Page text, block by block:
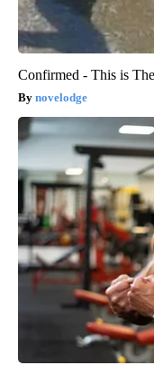
Confirmed - This is
novelodge